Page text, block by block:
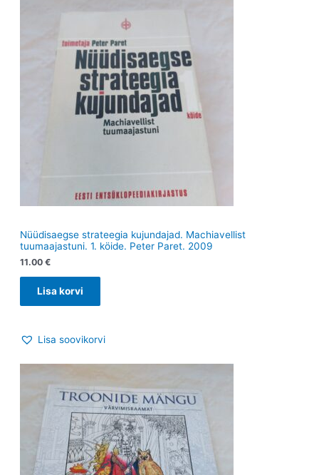
Nüüdisaegse strateegia kujundajad. Machiavellist
tuumaajastuni. 1. köide. Peter Paret. 2009
11.00 €
Lisa korvi
Lisa soovikorvi